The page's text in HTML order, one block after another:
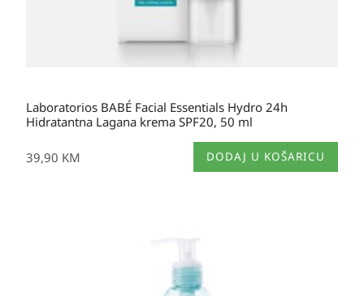
Laboratorios BABÉ Facial Essentials Hydro 24h
Hidratantna Lagana krema SPF20, 50 ml
39,90 KM DODAJ U KOŠARICU